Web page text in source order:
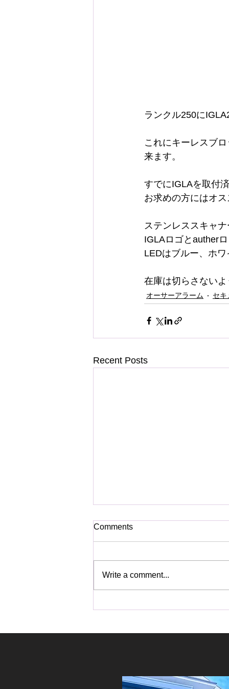
ランクル250に
これにキーレスブ
来ます。
すでにIGLAを取付
お求めの方にはオ
ステンレススキャ
IGLAロゴとauther
LEDはブルー、ホ
在庫は切らさない
オーサーアラーム セキ
Recent Posts
の外向けアピールLED？？
Comments
Write a comment...